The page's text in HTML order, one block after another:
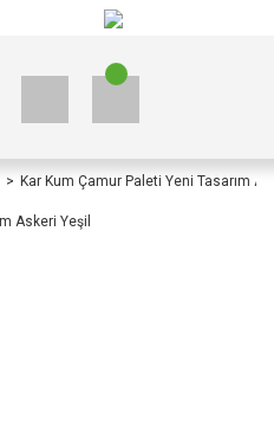
Kar Kum Çamur Paleti Yeni Tasarım